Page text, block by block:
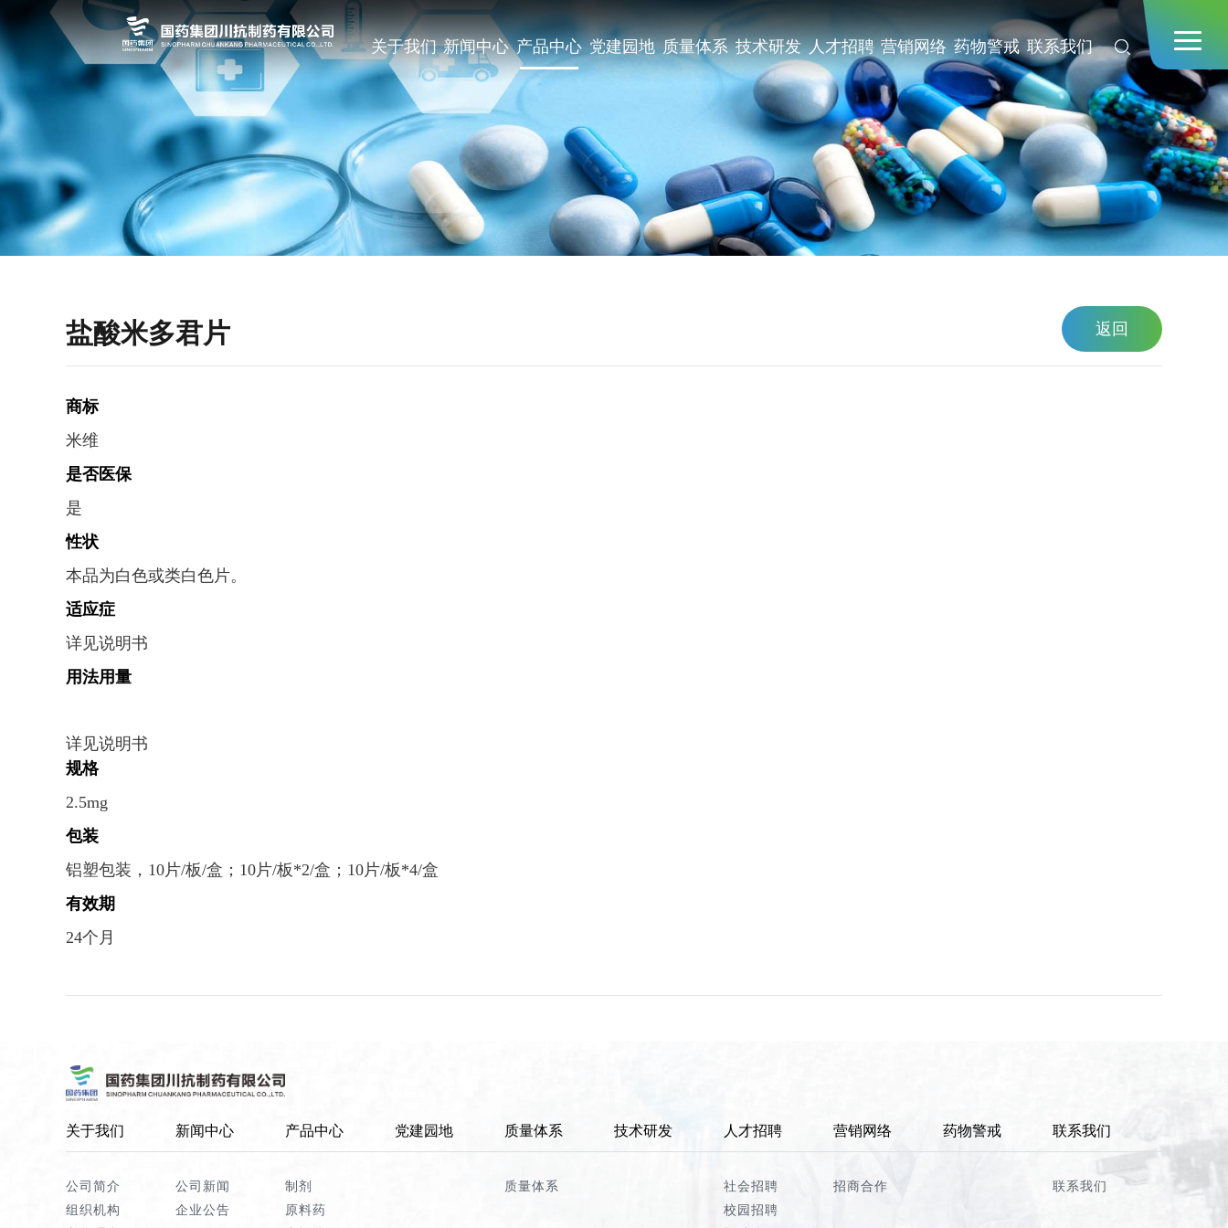
关于我们 新闻中心 产品中心 党建园地 质量体系 技术研发 人才招聘 营销网络 药物警戒 联系我们
盐酸米多君片 返回
商标
米维
是否医保
是
性状
本品为白色或类白色片。
适应症
详见说明书
用法用量
详见说明书
规格
2.5mg
包装
铝塑包装，10片/板/盒；10片/板*2/盒；10片/板*4/盒
有效期
24个月
关于我们
公司简介
组织机构
新闻中心
公司新闻
企业公告
产品中心
制剂
原料药
党建园地 质量体系
质量体系
技术研发 人才招聘
社会招聘
校园招聘
营销网络
招商合作
药物警戒 联系我们
联系我们